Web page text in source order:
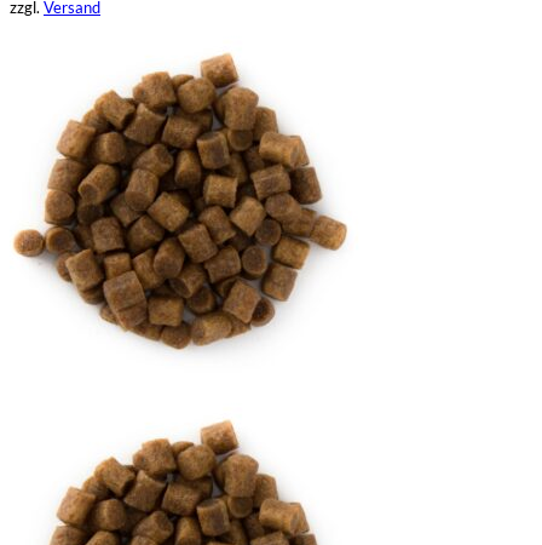
zzgl. Versand